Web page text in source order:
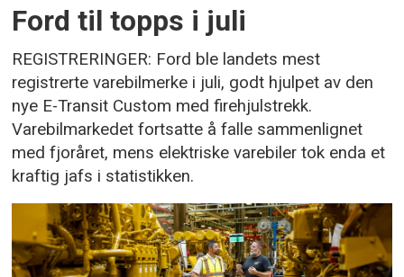
Ford til topps i juli
REGISTRERINGER: Ford ble landets mest
registrerte varebilmerke i juli, godt hjulpet av den
nye E-Transit Custom med firehjulstrekk.
Varebilmarkedet fortsatte å falle sammenlignet
med fjoråret, mens elektriske varebiler tok enda et
kraftig jafs i statistikken.